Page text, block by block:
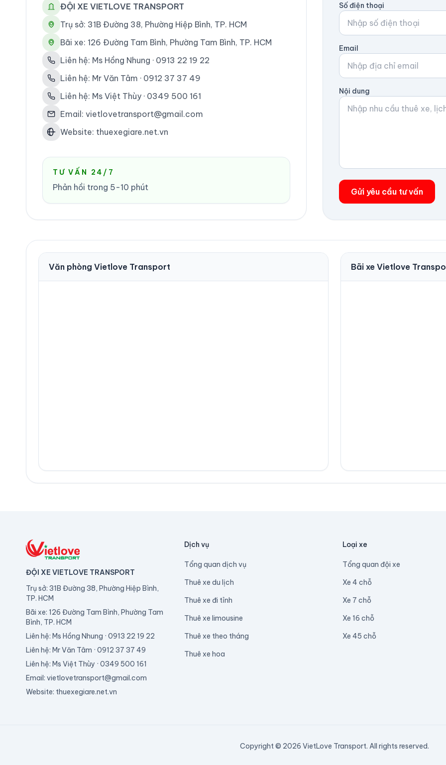
ĐỘI XE VIETLOVE TRANSPORT
Trụ sở: 31B Đường 38, Phường Hiệp Bình, TP. HCM
Bãi xe: 126 Đường Tam Bình, Phường Tam Bình, TP. HCM
Liên hệ: Ms Hồng Nhung · 0913 22 19 22
Liên hệ: Mr Văn Tâm · 0912 37 37 49
Liên hệ: Ms Việt Thùy · 0349 500 161
Email: vietlovetransport@gmail.com
Website: thuexegiare.net.vn
TƯ VẤN 24/7
Phản hồi trong 5-10 phút
Số điện thoại
Email
Nội dung
Gửi yêu cầu tư vấn
Văn phòng Vietlove Transport Bãi xe Vietlove
ĐỘI XE VIETLOVE TRANSPORT
Trụ sở: 31B Đường 38, Phường Hiệp Bình,
TP. HCM
Bãi xe: 126 Đường Tam Bình, Phường Tam
Bình, TP. HCM
Liên hệ: Ms Hồng Nhung · 0913 22 19 22
Liên hệ: Mr Văn Tâm · 0912 37 37 49
Liên hệ: Ms Việt Thùy · 0349 500 161
Email: vietlovetransport@gmail.com
Website: thuexegiare.net.vn
Dịch vụ
Tổng quan dịch vụ
Thuê xe du lịch
Thuê xe đi tỉnh
Thuê xe limousine
Thuê xe theo tháng
Thuê xe hoa
Loại xe
Tổng quan đội xe
Xe 4 chỗ
Xe 7 chỗ
Xe 16 chỗ
Xe 45 chỗ
Copyright © 2026 VietLove Transport. All rights reserved.